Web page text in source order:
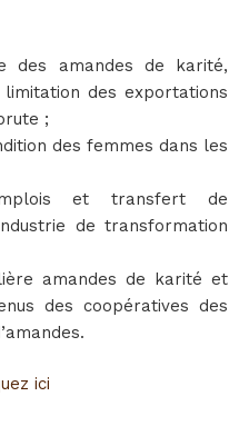
des amandes de karité,
des exportations
;
des femmes dans les
et transfert de
de transformation
amandes de karité et
des coopératives des
ici